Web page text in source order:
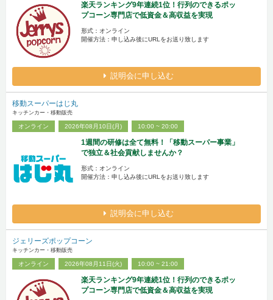
楽天ランキング9年連続1位！行列のできるポッ
プコーン専門店で低資金＆高収益を実現
形式：オンライン
開催方法：申し込み後にURLをお送り致します
説明会に申し込む
移動スーパーはじ丸
キッチンカー・移動販売
オンライン 2026年08月10日(月) 10:00 ~ 20:00
1週間の研修は全て無料！「移動スーパー事業」
で独立＆社会貢献しませんか？
形式：オンライン
開催方法：申し込み後にURLをお送り致します
説明会に申し込む
ジェリーズポップコーン
キッチンカー・移動販売
オンライン 2026年08月11日(火) 10:00 ~ 21:00
楽天ランキング9年連続1位！行列のできるポッ
プコーン専門店で低資金＆高収益を実現